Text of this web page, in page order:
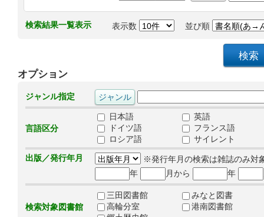
検索結果一覧表示 表示数 並び順
オプション
ジャンル指定
言語区分
日本語
英語
ドイツ語
フランス語
ロシア語
サイレント
出版／発行年月
※発行年月の検索は雑誌のみ対
年
月から 年
検索対象図書館
三田図書館
みなと図書
高輪分室
港南図書館